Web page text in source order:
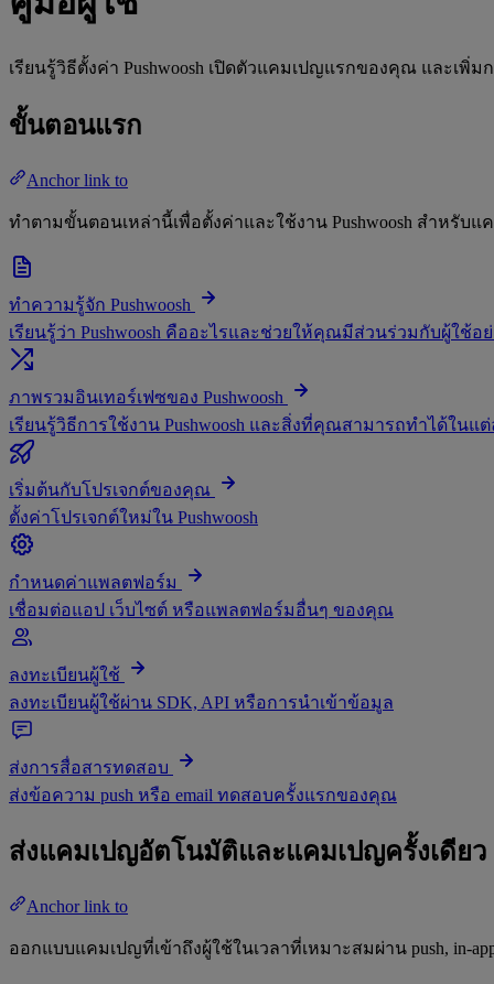
เรียนรู้วิธีตั้งค่า Pushwoosh เปิดตัวแคมเปญแรกของคุณ และเพิ่
ขั้นตอนแรก
Anchor link to
ทำตามขั้นตอนเหล่านี้เพื่อตั้งค่าและใช้งาน Pushwoosh สำหรับ
ทำความรู้จัก Pushwoosh
เรียนรู้ว่า Pushwoosh คืออะไรและช่วยให้คุณมีส่วนร่วมกับผู้ใช้อย่
ภาพรวมอินเทอร์เฟซของ Pushwoosh
เรียนรู้วิธีการใช้งาน Pushwoosh และสิ่งที่คุณสามารถทำได้ในแ
เริ่มต้นกับโปรเจกต์ของคุณ
ตั้งค่าโปรเจกต์ใหม่ใน Pushwoosh
กำหนดค่าแพลตฟอร์ม
เชื่อมต่อแอป เว็บไซต์ หรือแพลตฟอร์มอื่นๆ ของคุณ
ลงทะเบียนผู้ใช้
ลงทะเบียนผู้ใช้ผ่าน SDK, API หรือการนำเข้าข้อมูล
ส่งการสื่อสารทดสอบ
ส่งข้อความ push หรือ email ทดสอบครั้งแรกของคุณ
ส่งแคมเปญอัตโนมัติและแคมเปญครั้งเดียว
Anchor link to
ออกแบบแคมเปญที่เข้าถึงผู้ใช้ในเวลาที่เหมาะสมผ่าน push, in-